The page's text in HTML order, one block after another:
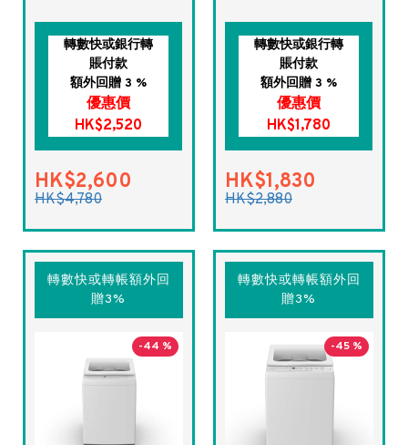
轉數快或銀行轉
賬付款
額外回贈 3 %
優惠價
HK$2,520
HK$2,600
HK$4,780
轉數快或銀行轉
賬付款
額外回贈 3 %
優惠價
HK$1,780
HK$1,830
HK$2,880
轉數快或轉帳額外回
贈3%
-44 %
轉數快或轉帳額外回
贈3%
-45 %